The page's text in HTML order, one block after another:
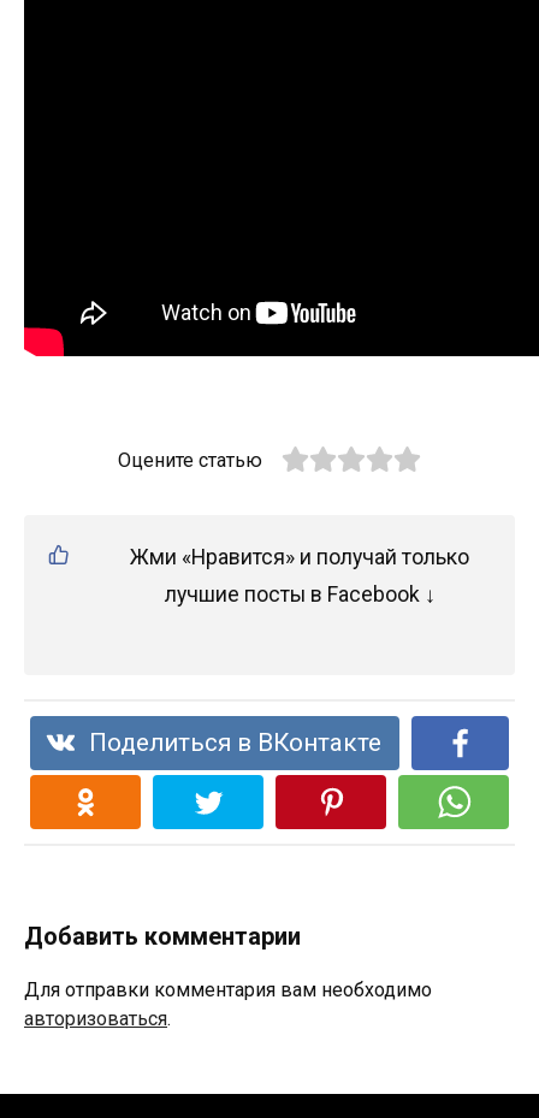
Оцените статью
Жми «Нравится» и получай только
лучшие посты в Facebook ↓
Поделиться в ВКонтакте
Добавить комментарии
Для отправки комментария вам необходимо
авторизоваться.